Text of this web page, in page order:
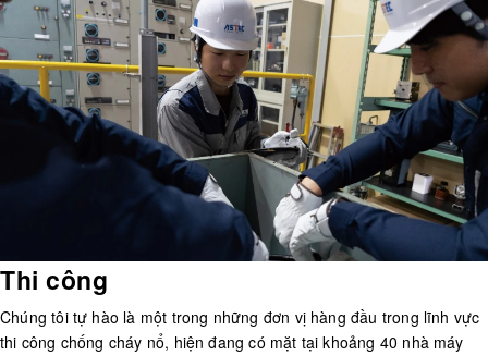
Thi công
Chúng tôi tự hào là một trong những đơn vị hàng đầu trong lĩnh vực
thi công chống cháy nổ, hiện đang có mặt tại khoảng 40 nhà máy